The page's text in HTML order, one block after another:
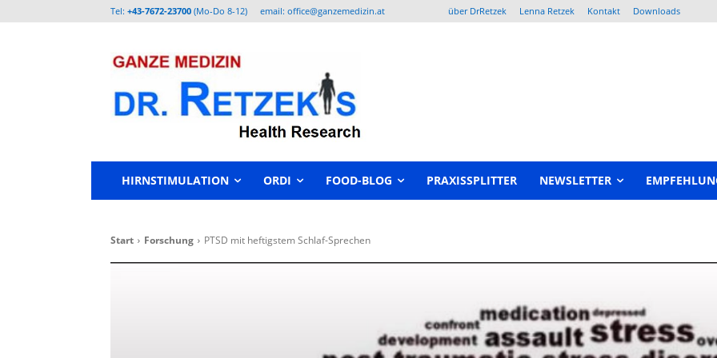
Tel: +43-7672-23700 (Mo-Do 8-12) email: office@ganzemedizin.at über DrRetzek Lenna Retzek Kontakt Downloads
HIRNSTIMULATION ORDI FOOD-BLOG PRAXISSPLITTER NEWSLETTER
Start Forschung PTSD mit heftigstem Schlaf-Sprechen